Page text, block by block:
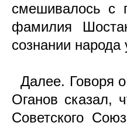
смешивалось с
фамилия
сознании народа
Далее. Говоря
Оганов сказал,
Советского